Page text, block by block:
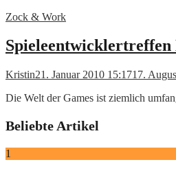
Zock & Work
Spieleentwicklertreffen
Kristin21. Januar 2010 15:1717.
Die Welt der Games ist ziemlich
Beliebte Artikel
1